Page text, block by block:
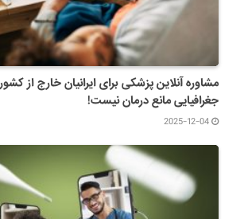
مشاوره آنلاین پزشکی برای ایرانیان خارج از
جغرافیایی مانع درمان نیست!
2025-12-04